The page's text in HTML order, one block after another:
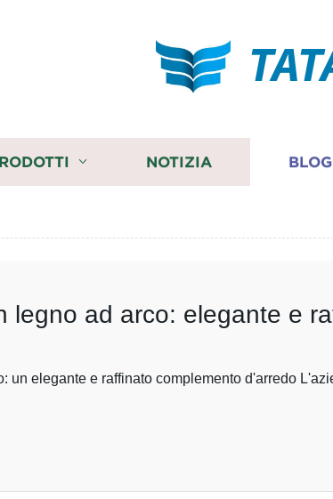
NOTIZIA BLOG
legno ad arco: elegante e
un elegante e raffinato complemento d'arredo